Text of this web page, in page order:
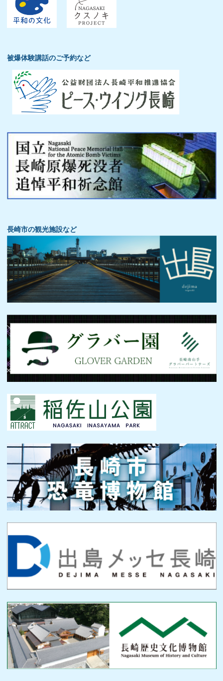
被爆体験講話のご予約など
長崎市の観光施設など